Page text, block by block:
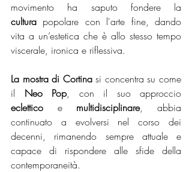
cultura popolare con l'arte fine, dando
vita a un’estetica che è allo stesso tempo
viscerale, ironica e riflessiva.
La mostra di Cortina si concentra su come
il Neo Pop
eclettico e multidisciplinare, abbia
continuato a evolversi nel corso dei
decenni, rimanendo sempre attuale e
capace di rispondere alle sfide della
contemporaneità.